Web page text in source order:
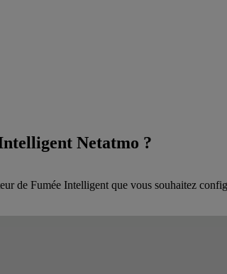
Netatmo ?
de Fumée Intelligent que vous souhaitez